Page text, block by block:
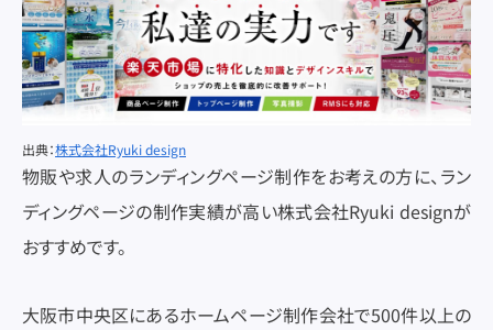
出典：株式会社Ryuki design
物販や求人のランディングページ制作をお考えの方に、ラン
ディングページの制作実績が高い株式会社Ryuki designが
おすすめです。
大阪市中央区にあるホームページ制作会社で500件以上の